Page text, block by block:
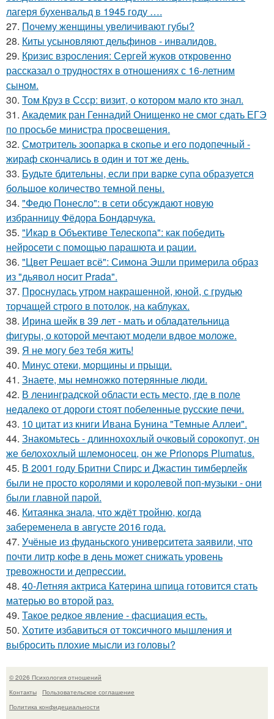
лагеря бухенвальд в 1945 году ….
27. Почему женщины увеличивают губы?
28. Киты усыновляют дельфинов - инвалидов.
29. Кризис взросления: Сергей жуков откровенно
рассказал о трудностях в отношениях с 16-летним
сыном.
30. Том Круз в Ссср: визит, о котором мало кто знал.
31. Академик ран Геннадий Онищенко не смог сдать ЕГЭ
по просьбе министра просвещения.
32. Смотритель зоопарка в скопье и его подопечный -
жираф скончались в один и тот же день.
33. Будьте бдительны, если при варке супа образуется
большое количество темной пены.
34. "Федю Понесло": в сети обсуждают новую
избранницу Фёдора Бондарчука.
35. "Икар в Объективе Телескопа": как победить
нейросети с помощью парашюта и рации.
36. "Цвет Решает всё": Симона Эшли примерила образ
из "дьявол носит Prada".
37. Проснулась утром накрашенной, юной, с грудью
торчащей строго в потолок, на каблуках.
38. Ирина шейк в 39 лет - мать и обладательница
фигуры, о которой мечтают модели вдвое моложе.
39. Я не могу без тебя жить!
40. Минус отеки, морщины и прыщи.
41. Знаете, мы немножко потерянные люди.
42. В ленинградской области есть место, где в поле
недалеко от дороги стоят побеленные русские печи.
43. 10 цитат из книги Ивана Бунина "Темные Аллеи".
44. Знакомьтесь - длиннохохлый очковый сорокопут, он
же белохохлый шлемоносец, он же Prionops Plumatus.
45. В 2001 году Бритни Спирс и Джастин тимберлейк
были не просто королями и королевой поп-музыки - они
были главной парой.
46. Китаянка знала, что ждёт тройню, когда
забеременела в августе 2016 года.
47. Учёные из фуданьского университета заявили, что
почти литр кофе в день может снижать уровень
тревожности и депрессии.
48. 40-Летняя актриса Катерина шпица готовится стать
матерью во второй раз.
49. Такое редкое явление - фасциация есть.
50. Хотите избавиться от токсичного мышления и
выбросить плохие мысли из головы?
© 2026 Психология отношений
Контакты
Пользовательское соглашение
Политика конфидециальности